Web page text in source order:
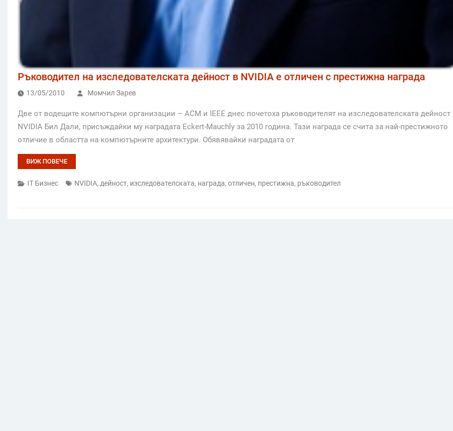
Ръководител на изследователската дейност в NVIDIA е отличен с престижна награда
13/05/2010 Момчил Зарев
Две от водещите компютърни организации – ACM и IEEE днес почетоха ръководителят на изследователската дейност
NVIDIA Бил Дали, присъждайки му наградата Eckert-Mauchly за 2010 година. Тази награда се счита за най-престижното
отличие в областта на компютърните архитектури. Обявявайки наградата от
ВИЖ ПОВЕЧЕ
IT Бизнес NVIDIA, дейност, изследователската, награда, отличен, престижна, ръководител